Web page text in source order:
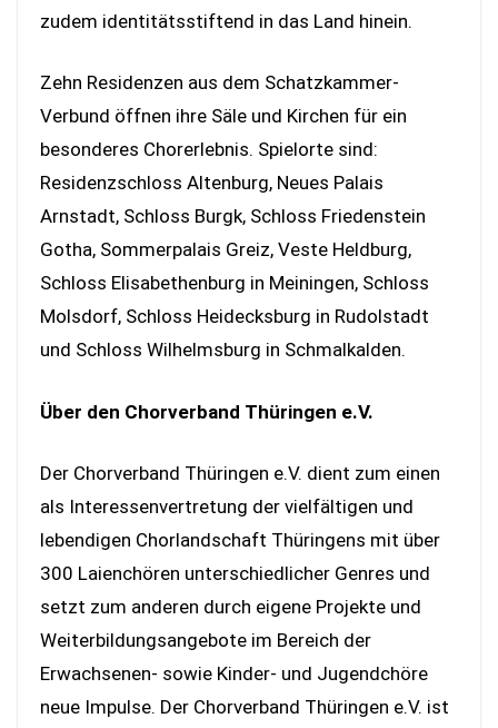
zudem identitätsstiftend in das Land hinein.
Zehn Residenzen aus dem Schatzkammer-
Verbund öffnen ihre Säle und Kirchen für ein
besonderes Chorerlebnis. Spielorte sind:
Residenzschloss Altenburg, Neues Palais
Arnstadt, Schloss Burgk, Schloss Friedenstein
Gotha, Sommerpalais Greiz, Veste Heldburg,
Schloss Elisabethenburg in Meiningen, Schloss
Molsdorf, Schloss Heidecksburg in Rudolstadt
und Schloss Wilhelmsburg in Schmalkalden.
Über den Chorverband Thüringen e.V.
Der Chorverband Thüringen e.V. dient zum einen
als Interessenvertretung der vielfältigen und
lebendigen Chorlandschaft Thüringens mit über
300 Laienchören unterschiedlicher Genres und
setzt zum anderen durch eigene Projekte und
Weiterbildungsangebote im Bereich der
Erwachsenen- sowie Kinder- und Jugendchöre
neue Impulse. Der Chorverband Thüringen e.V. ist